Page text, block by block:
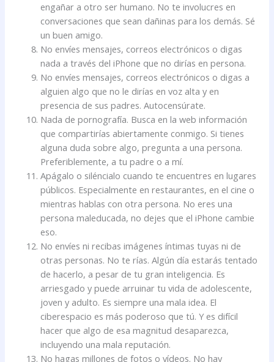
engañar a otro ser humano. No te involucres en
conversaciones que sean dañinas para los demás. Sé
un buen amigo.
No envíes mensajes, correos electrónicos o digas
nada a través del iPhone que no dirías en persona.
No envíes mensajes, correos electrónicos o digas a
alguien algo que no le dirías en voz alta y en
presencia de sus padres. Autocensúrate.
Nada de pornografía. Busca en la web información
que compartirías abiertamente conmigo. Si tienes
alguna duda sobre algo, pregunta a una persona.
Preferiblemente, a tu padre o a mí.
Apágalo o siléncialo cuando te encuentres en lugares
públicos. Especialmente en restaurantes, en el cine o
mientras hablas con otra persona. No eres una
persona maleducada, no dejes que el iPhone cambie
eso.
No envíes ni recibas imágenes íntimas tuyas ni de
otras personas. No te rías. Algún día estarás tentado
de hacerlo, a pesar de tu gran inteligencia. Es
arriesgado y puede arruinar tu vida de adolescente,
joven y adulto. Es siempre una mala idea. El
ciberespacio es más poderoso que tú. Y es difícil
hacer que algo de esa magnitud desaparezca,
incluyendo una mala reputación.
No hagas millones de fotos o vídeos. No hay